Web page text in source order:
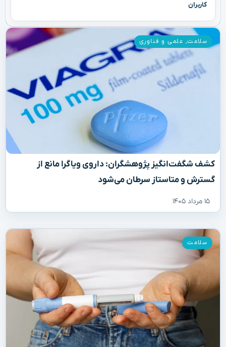
کاربران
کشف شگفت‌انگیز پژوهشگران: داروی ویاگرا مانع از
گسترش و متاستاز سرطان می‌شود
۱۵ مرداد ۱۴۰۵
سلامت, علمی و فناوری
سلامت